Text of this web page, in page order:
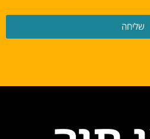
שליחה